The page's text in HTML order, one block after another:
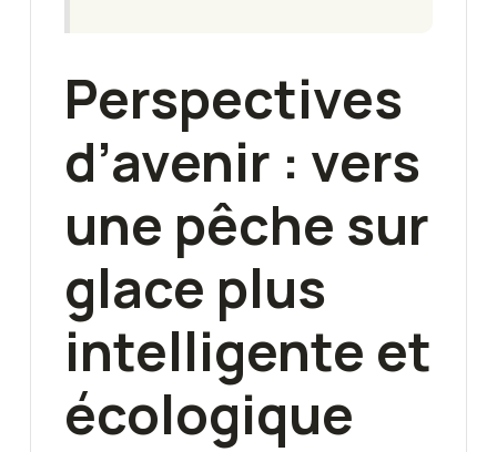
Perspectives
d’avenir : vers
une pêche sur
glace plus
intelligente et
écologique